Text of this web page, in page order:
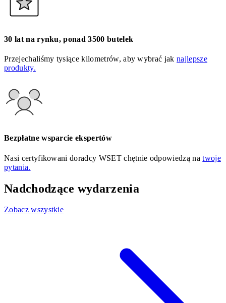
30 lat na rynku, ponad 3500 butelek
Przejechaliśmy tysiące kilometrów, aby wybrać jaknajlepsze
produkty.
Bezpłatne wsparcie ekspertów
Nasi certyfikowani doradcy WSET chętnie odpowiedzą natwoje
pytania.
Nadchodzące wydarzenia
Zobacz wszystkie